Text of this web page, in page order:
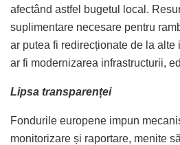
afectând astfel bugetul local.
suplimentare necesare pentru
ar putea fi redirecționate de la alte
ar fi modernizarea infrastructurii,
Lipsa transparenței
Fondurile europene impun
monitorizare și raportare, menite